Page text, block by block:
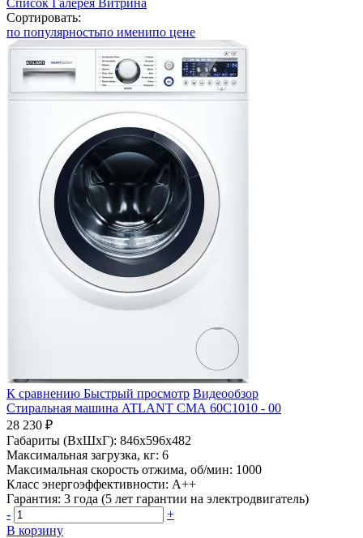
Сортировать:
по популярностьпо именипо цене
К сравнению Быстрый просмотр Видеообзор
Стиральная машина ATLANT СМА 60С1010 - 00
28 230 ₽
Габариты (ВхШхГ): 846x596x482
Максимальная загрузка, кг: 6
Максимальная скорость отжима, об/мин: 1000
Класс энергоэффективности: A++
Гарантия: 3 года (5 лет гарантии на электродвигатель)
-
+
В корзину